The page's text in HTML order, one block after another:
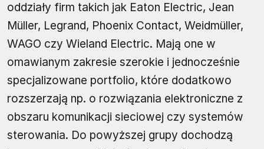
oddziały firm takich jak Eaton Electric, Jean
Müller, Legrand, Phoenix Contact, Weidmüller,
WAGO czy Wieland Electric. Mają one w
omawianym zakresie szerokie i jednocześnie
specjalizowane portfolio, które dodatkowo
rozszerzają np. o rozwiązania elektroniczne z
obszaru komunikacji sieciowej czy systemów
sterowania. Do powyższej grupy dochodzą